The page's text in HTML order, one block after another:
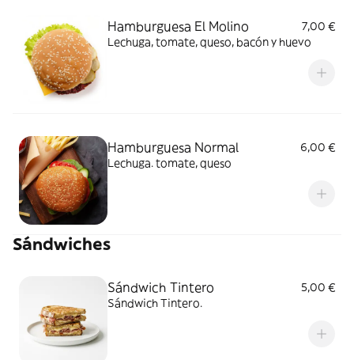
Hamburguesa El Molino
7,00 €
Lechuga, tomate, queso, bacón y huevo
Hamburguesa Normal
6,00 €
Lechuga. tomate, queso
Sándwiches
Sándwich Tintero
5,00 €
Sándwich Tintero.